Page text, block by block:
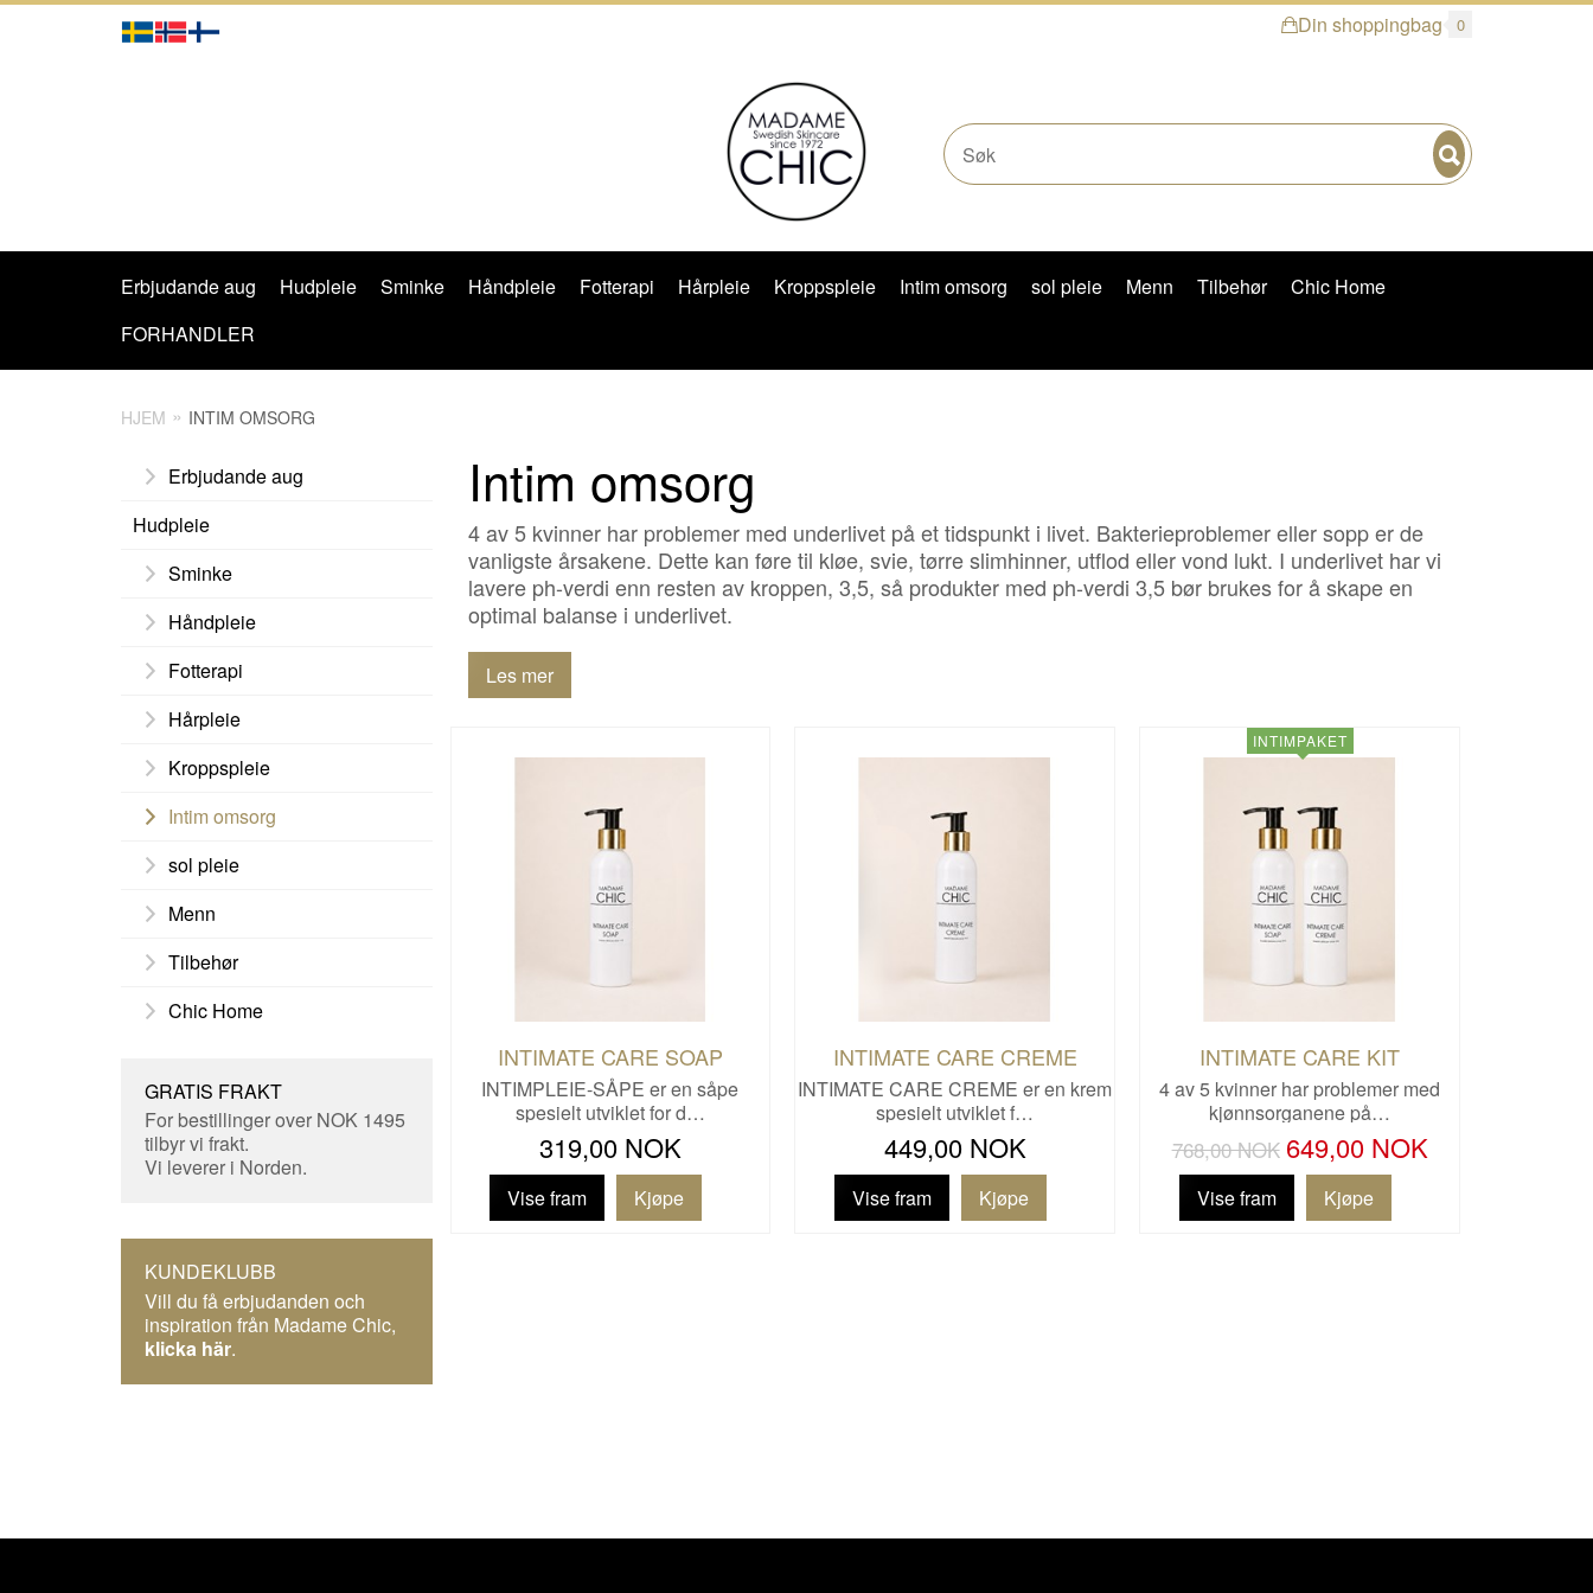
Din shoppingbag 0
Søk
Erbjudande aug Hudpleie Sminke Håndpleie Fotterapi Hårpleie Kroppspleie Intim omsorg sol pleie Menn Tilbehør
Chic Home
FORHANDLER
HJEM INTIM OMSORG
Erbjudande aug
Hudpleie
Sminke
Håndpleie
Fotterapi
Hårpleie
Kroppspleie
Intim omsorg
sol pleie
Menn
Tilbehør
Chic Home
GRATIS FRAKT
For bestillinger over NOK 1495
tilbyr vi frakt.
Vi leverer i Norden.
KUNDEKLUBB
Vill du få erbjudanden och
inspiration från Madame Chic,
klicka här.
Intim omsorg
4 av 5 kvinner har problemer med underlivet på et tidspunkt i livet. Bakterieproblemer eller sopp er de
vanligste årsakene. Dette kan føre til kløe, svie, tørre slimhinner, utflod eller vond lukt. I underlivet har vi
lavere ph-verdi enn resten av kroppen, 3,5, så produkter med ph-verdi 3,5 bør brukes for å skape en
optimal balanse i underlivet.
Les mer
INTIMATE CARE SOAP
INTIMPLEIE-SÅPE er en såpe
spesielt utviklet for d…
319,00 NOK
Vise fram
INTIMATE CARE CREME
INTIMATE CARE CREME er en krem
spesielt utviklet f…
449,00 NOK
Vise fram
INTIMPAKET
INTIMATE CARE KIT
4 av 5 kvinner har problemer med
kjønnsorganene på…
768,00 NOK 649,00 NOK
Vise fram